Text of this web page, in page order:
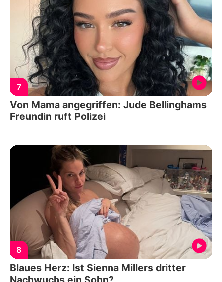
7
Von Mama angegriffen: Jude Bellinghams
Freundin ruft Polizei
8
Blaues Herz: Ist Sienna Millers dritter